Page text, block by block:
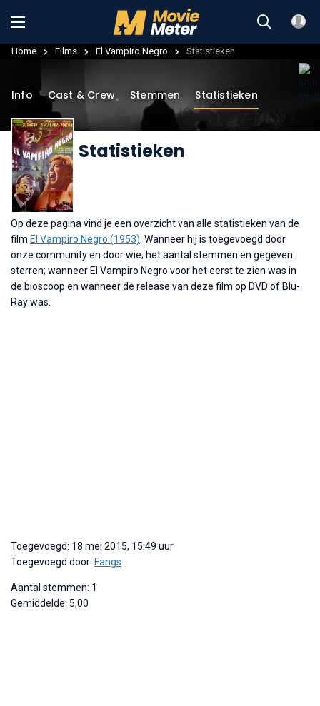
Home Films El Vampiro Negro Statistieken
Statistieken
Info Cast & Crew Stemmen Statistieken
Op deze pagina vind je een overzicht van alle statistieken van de
film El Vampiro Negro (1953) . Wanneer hij is toegevoegd door
onze community en door wie; het aantal stemmen en gegeven
sterren; wanneer El Vampiro Negro voor het eerst te zien was in
de bioscoop en wanneer de release van deze film op DVD of Blu-
Ray was.
Toegevoegd: 18 mei 2015, 15:49 uur
Toegevoegd door: Fangs
Aantal stemmen: 1
Gemiddelde: 5,00